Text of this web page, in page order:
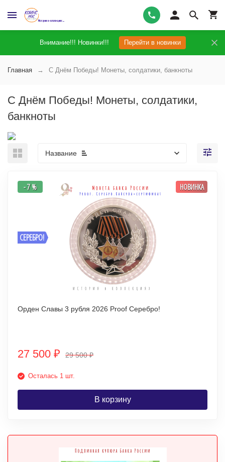
Внимание!!! Новинки!!! Перейти в новинки
Главная С Днём Победы! Монеты, солдатики, банкноты
С Днём Победы! Монеты, солдатики,
банкноты
Название
СЕРЕБРО!
- 7 % НОВИНКА
Орден Славы 3 рубля 2026 Proof Серебро!
27 500 ₽ 29 500₽
Осталась 1 шт.
В корзину